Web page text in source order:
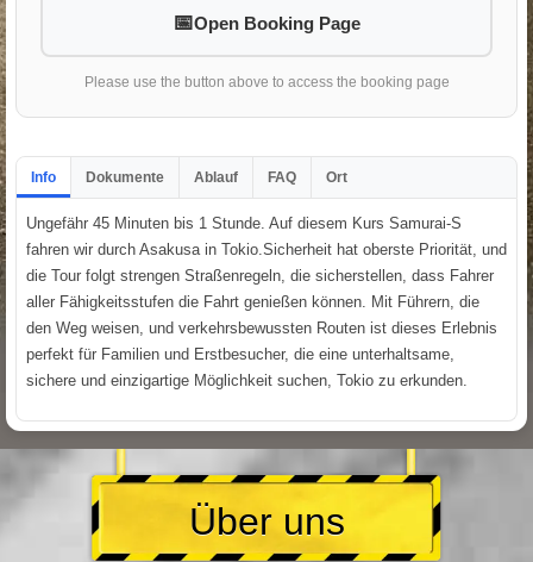
Open Booking Page
Please use the button above to access the booking page
Info Dokumente Ablauf FAQ Ort
Ungefähr 45 Minuten bis 1 Stunde. Auf diesem Kurs Samurai-S
fahren wir durch Asakusa in Tokio.Sicherheit hat oberste Priorität, und
die Tour folgt strengen Straßenregeln, die sicherstellen, dass Fahrer
aller Fähigkeitsstufen die Fahrt genießen können. Mit Führern, die
den Weg weisen, und verkehrsbewussten Routen ist dieses Erlebnis
perfekt für Familien und Erstbesucher, die eine unterhaltsame,
sichere und einzigartige Möglichkeit suchen, Tokio zu erkunden.
Über uns